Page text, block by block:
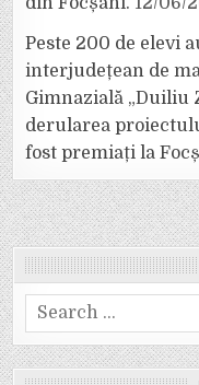
Peste 200 de elevi
interjudețean de
Gimnazială „Duiliu
derularea
fost premiați la
Search
for: